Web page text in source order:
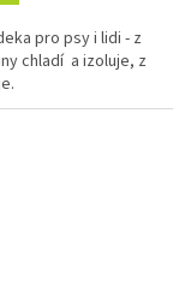
pro psy i lidi - z
chladí a izoluje, z